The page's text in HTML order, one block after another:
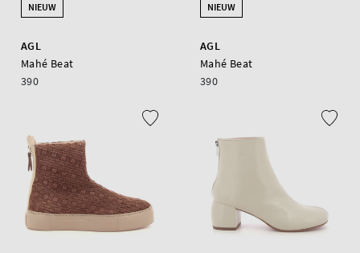
NIEUW
AGL
Mahé Beat
390
NIEUW
AGL
Mahé Beat
390